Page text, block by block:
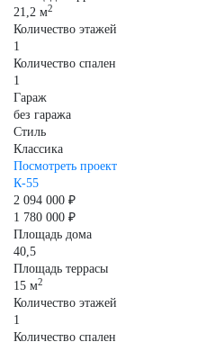
21,2 м2
Количество этажей
1
Количество спален
1
Гараж
без гаража
Стиль
Классика
Посмотреть проект
К-55
2 094 000 ₽
1 780 000 ₽
Площадь дома
40,5
Площадь террасы
15 м2
Количество этажей
1
Количество спален